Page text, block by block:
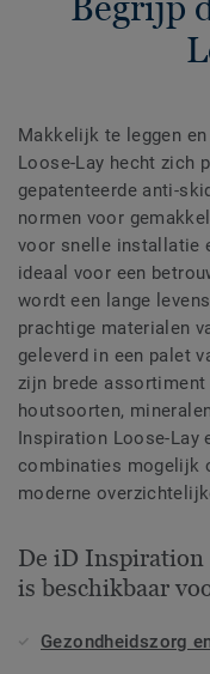
Makkelijk te leggen
Loose-Lay hecht zich
gepatenteerde anti-
normen voor
voor snelle installatie
ideaal voor een
wordt een lange
prachtige materialen
geleverd in een palet
zijn brede assortiment
houtsoorten,
Inspiration Loose-Lay
combinaties mogelijk
moderne
De iD Inspiration
is beschikbaar
Gezondheidszorg